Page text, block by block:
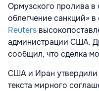
Ормузского пролива в
облегчение санкций»
Reuters
администрации США.
сообщил, что сделка
США и Иран утвердили
текста мирного